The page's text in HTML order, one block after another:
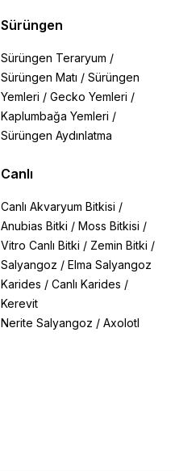
Sürüngen
Sürüngen Teraryum /
Sürüngen Matı / Sürüngen
Yemleri / Gecko Yemleri /
Kaplumbağa Yemleri /
Sürüngen Aydınlatma
Canlı
Canlı Akvaryum Bitkisi /
Anubias Bitki / Moss Bitkisi /
Vitro Canlı Bitki / Zemin Bitki /
Salyangoz / Elma Salyangoz
Karides / Canlı Karides /
Kerevit
Nerite Salyangoz / Axolotl